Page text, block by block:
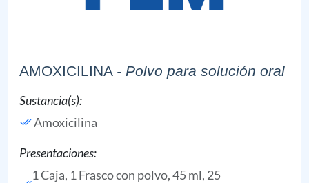
AMOXICILINA - Polvo para solución oral
Sustancia(s):
Amoxicilina
Presentaciones:
1 Caja, 1 Frasco con polvo, 45 ml, 25